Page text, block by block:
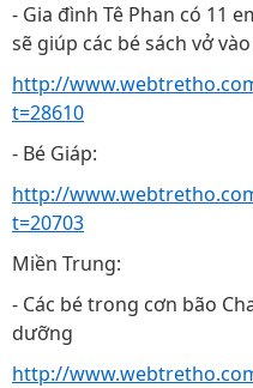
- Gia đình Tê Phan có 11
sẽ giúp các bé sách vở
http://
t=28610
- Bé Giáp:
http://
t=20703
Miền Trung:
- Các bé trong cơn bão
dưỡng
http://